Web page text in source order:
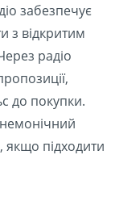
забезпечує
з відкритим
радіо
до покупки.
якщо підходити